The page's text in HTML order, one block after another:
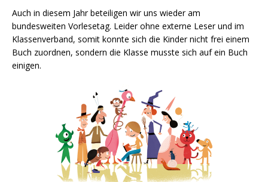
Auch in diesem Jahr beteiligen wir uns wieder am
bundesweiten Vorlesetag. Leider ohne externe Leser und im
Klassenverband, somit konnte sich die Kinder nicht frei einem
Buch zuordnen, sondern die Klasse musste sich auf ein Buch
einigen.